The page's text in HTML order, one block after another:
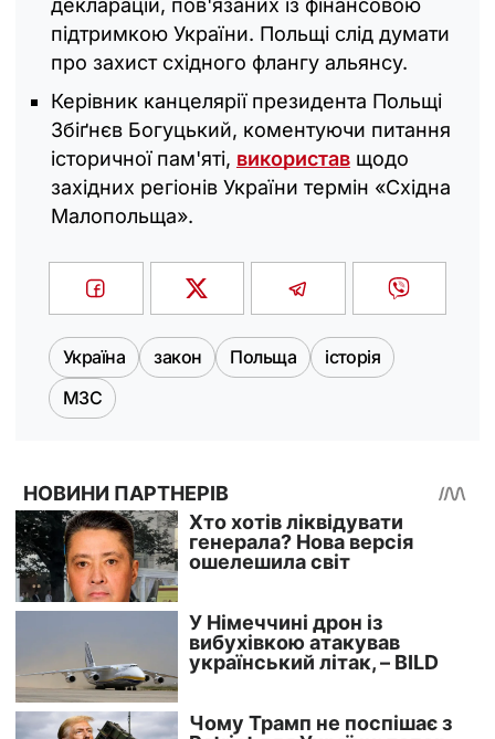
декларацій, пов'язаних із фінансовою
підтримкою України. Польщі слід думати
про захист східного флангу альянсу.
Керівник канцелярії президента Польщі
Збіґнєв Богуцький, коментуючи питання
історичної пам'яті, використав щодо
західних регіонів України термін «Східна
Малопольща».
Україна закон Польща
історія
МЗС